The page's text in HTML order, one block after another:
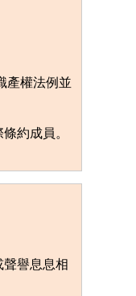
產權法例並
約成員。
譽息息相